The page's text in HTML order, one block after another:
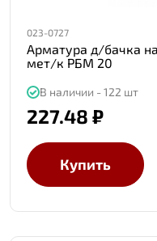
023-0727
Арматура д/бачка
мет/к РБМ 20
В наличии - 122 шт
227.48 ₽
Купить